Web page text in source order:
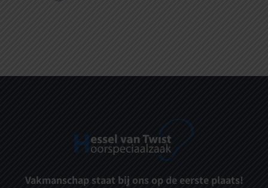
Vakmanschap staat bij ons op de eerste plaats!